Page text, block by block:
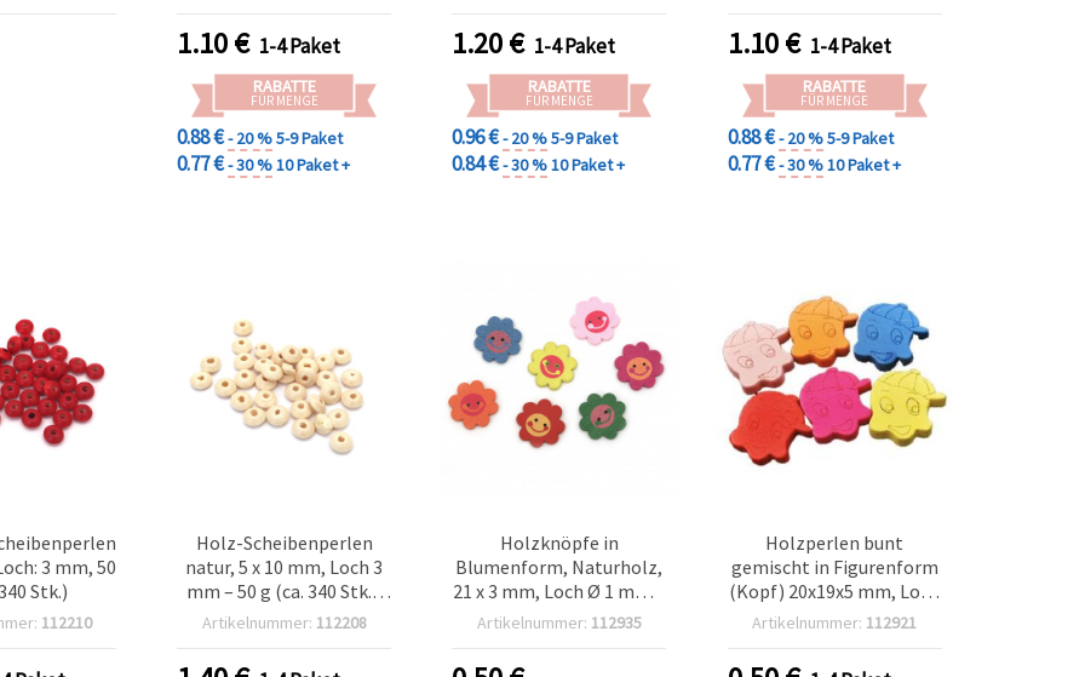
1.10€ 1-4 Paket
RABATTE
FÜR MENGE
0.88 €- 20 %5-9 Paket
0.77 €- 30 %10 Paket +
1.20€ 1-4 Paket
RABATTE
FÜR MENGE
0.96 €- 20 %5-9 Paket
0.84 €- 30 %10 Paket +
1.10€ 1-4 Paket
RABATTE
FÜR MENGE
0.88 €- 20 %5-9 Paket
0.77 €- 30 %10 Paket +
3 mm, 50
Stk.)
112210
Holz-Scheibenperlen
natur, 5 x 10 mm, Loch 3
mm – 50 g (ca. 340 Stk.),
für Schmuckherstellung,
Makramee & Deko
Artikelnummer: 112208
Holzknöpfe in
Blumenform, Naturholz,
21 x 3 mm, Loch Ø 1 mm –
10 Stück
Artikelnummer: 112935
Holzperlen bunt
gemischt in Figurenform
(Kopf) 20x19x5 mm, Loch
2 mm – 20 Stück
Artikelnummer: 112921